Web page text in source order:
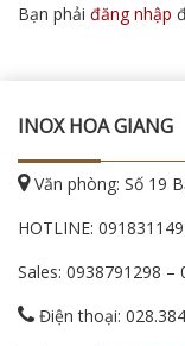
Bạn phải đăng nhập
INOX HOA GIANG
Văn phòng: Số 19
HOTLINE:
Sales: 0938791298 –
Điện thoại: